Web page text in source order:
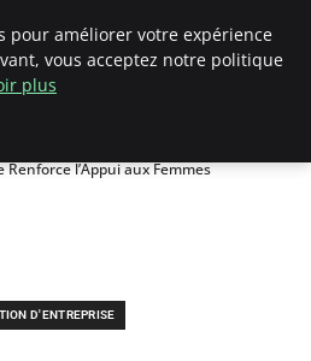
Renforce l’Appui aux Femmes
D'ENTREPRISE
pour améliorer votre expérience
vous acceptez notre politique
plus